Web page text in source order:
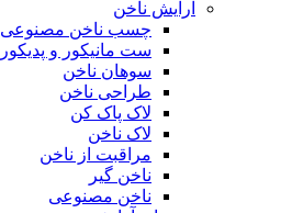
آرایش ناخن
چسب ناخن مصنوعی
ست مانیکور و پدیکور
سوهان ناخن
طراحی ناخن
لاک پاک کن
لاک ناخن
مراقبت از ناخن
ناخن گیر
ناخن مصنوعی